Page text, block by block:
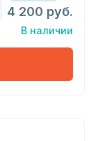
4 200 руб.
В наличии